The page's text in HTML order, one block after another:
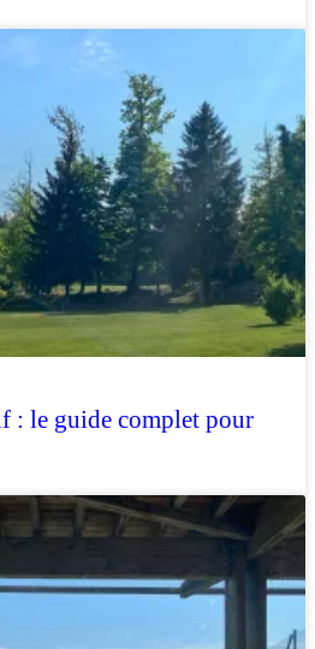
: le guide complet pour